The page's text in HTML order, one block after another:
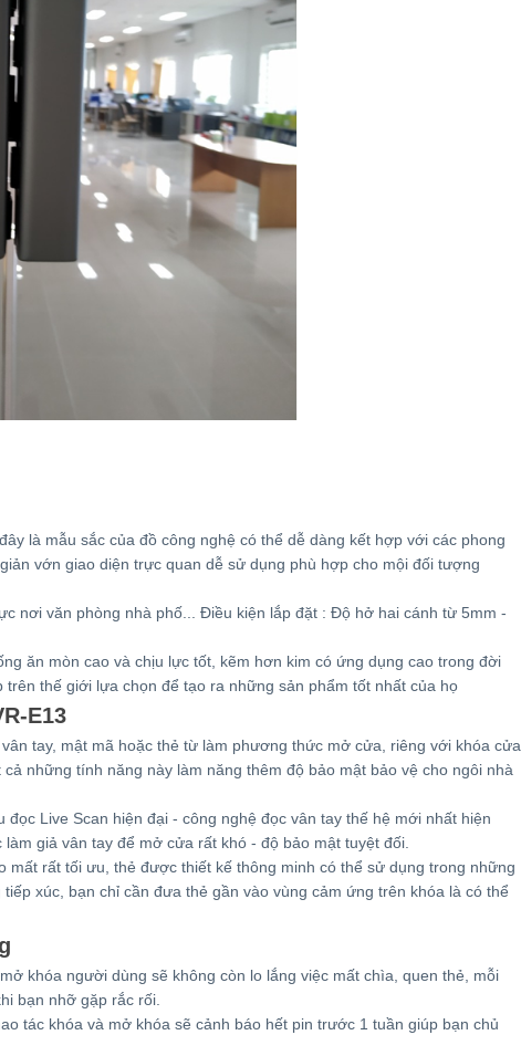
là mẫu sắc của đồ công nghệ có thể dễ dàng kết hợp với các phong
vớn giao diện trực quan dễ sử dụng phù hợp cho mội đối tượng
nơi văn phòng nhà phố... Điều kiện lắp đặt : Độ hở hai cánh từ 5mm -
ăn mòn cao và chịu lực tốt, kẽm hơn kim có ứng dụng cao trong đời
thế giới lựa chọn để tạo ra những sản phẩm tốt nhất của họ
E13
tay, mật mã hoặc thẻ từ làm phương thức mở cửa, riêng với khóa cửa
những tính năng này làm năng thêm độ bảo mật bảo vệ cho ngôi nhà
Live Scan hiện đại - công nghệ đọc vân tay thế hệ mới nhất hiện
giả vân tay để mở cửa rất khó - độ bảo mật tuyệt đối.
rất tối ưu, thẻ được thiết kế thông minh có thể sử dụng trong những
xúc, bạn chỉ cần đưa thẻ gần vào vùng cảm ứng trên khóa là có thể
khóa người dùng sẽ không còn lo lắng việc mất chìa, quen thẻ, mỗi
bạn nhỡ gặp rắc rối.
tác khóa và mở khóa sẽ cảnh báo hết pin trước 1 tuần giúp bạn chủ